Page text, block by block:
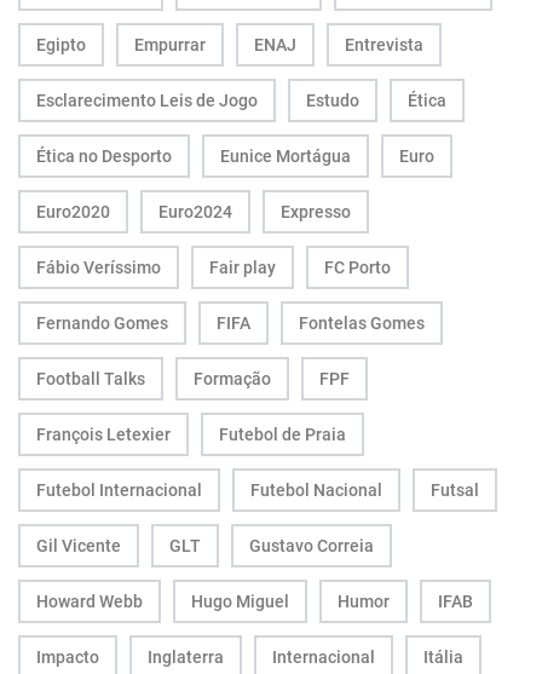
Egipto Empurrar ENAJ Entrevista
Esclarecimento Leis de Jogo Estudo Ética
Ética no Desporto Eunice Mortágua Euro
Euro2020 Euro2024 Expresso
Fábio Veríssimo Fair play FC Porto
Fernando Gomes FIFA Fontelas Gomes
Football Talks Formação FPF
François Letexier Futebol de Praia
Futebol Internacional Futebol Nacional Futsal
Gil Vicente GLT Gustavo Correia
Howard Webb Hugo Miguel Humor IFAB
Impacto Inglaterra Internacional Itália